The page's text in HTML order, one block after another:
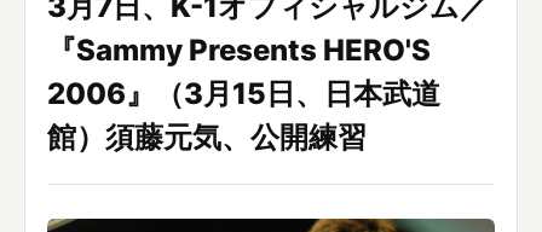
『Sammy Presents HERO'S
2006』（3月15日、日本武道
館）須藤元気、公開練習